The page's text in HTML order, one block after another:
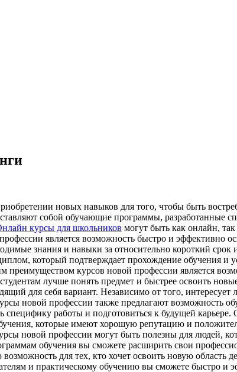
новых навыков для того, чтобы быть
собой обучающие программы, разработанные
курсы для школьников могут быть как онлайн,
является возможность быстро и эффективно
знания и навыки за относительно короткий
который подтверждает прохождение обучения и
курсов новой профессии является
лучше понять предмет и быстрее освоить
для себя вариант. Независимо от того, интересует
новой профессии также предлагают возможность
работы и подготовиться к будущей
которые имеют хорошую репутацию и
новой профессии могут быть полезны для людей,
обучения вы сможете расширить свои
для тех, кто хочет освоить новую область
и практическому обучению вы сможете быстро и